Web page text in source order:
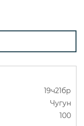
19ч21бр
Чугун
100